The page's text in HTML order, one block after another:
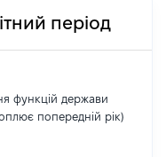
період
функцій держави
попередній рік)